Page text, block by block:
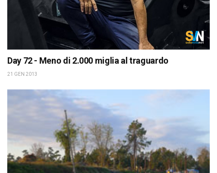
Day 72 - Meno di 2.000 miglia al traguardo
21 GEN 2013